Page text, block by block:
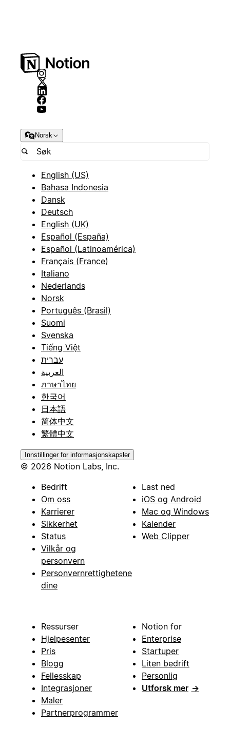
Norsk
English (US)
Bahasa Indonesia
Dansk
Deutsch
English (UK)
Español (España)
Español (Latinoamérica)
Français (France)
Italiano
Nederlands
Norsk
Português (Brasil)
Suomi
Svenska
Tiếng Việt
עברית
العربية
ภาษาไทย
한국어
日本語
简体中文
繁體中文
Innstillinger for informasjonskapsler
© 2026 Notion Labs, Inc.
Bedrift
Om oss
Karrierer
Sikkerhet
Status
Vilkår og
personvern
Personvernrettighetene
dine
Last ned
iOS og Android
Mac og Windows
Kalender
Web Clipper
Ressurser
Hjelpesenter
Pris
Blogg
Fellesskap
Integrasjoner
Maler
Partnerprogrammer
Notion for
Enterprise
Startuper
Liten bedrift
Personlig
Utforsk mer →